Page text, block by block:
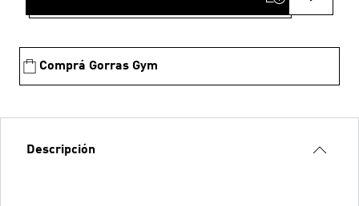
Comprá Gorras Gym
Descripción